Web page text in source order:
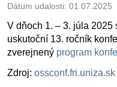
Dátum udalosti: 01.07.2025
V dňoch 1. – 3. júla
uskutoční 13. ročník
zverejnený program
Zdroj: ossconf.fri.uniza.sk